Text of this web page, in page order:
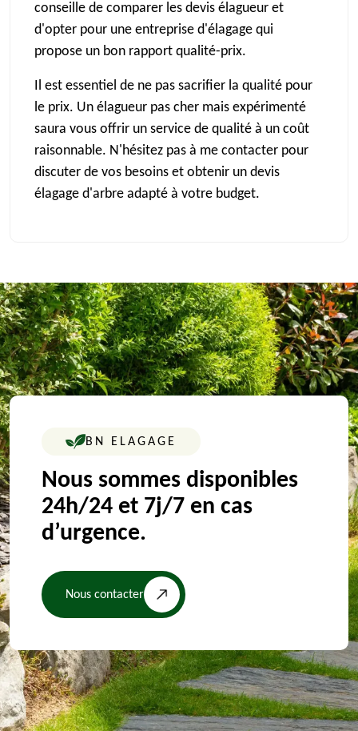
conseille de comparer les devis élagueur et
d'opter pour une entreprise d'élagage qui
propose un bon rapport qualité-prix.
Il est essentiel de ne pas sacrifier la qualité pour
le prix. Un élagueur pas cher mais expérimenté
saura vous offrir un service de qualité à un coût
raisonnable. N'hésitez pas à me contacter pour
discuter de vos besoins et obtenir un devis
élagage d'arbre adapté à votre budget.
BN ELAGAGE
Nous sommes disponibles
24h/24 et 7j/7 en cas
d’urgence.
Nous contacter